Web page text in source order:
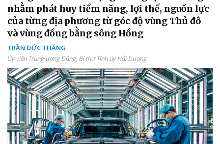
nhằm phát huy tiềm năng, lợi thế, nguồn lực
của từng địa phương từ góc độ vùng Thủ đô
và vùng đồng bằng sông Hồng
TRẦN ĐỨC THẮNG
Ủy viên Trung ương Đảng, Bí thư Tỉnh ủy Hải Dương